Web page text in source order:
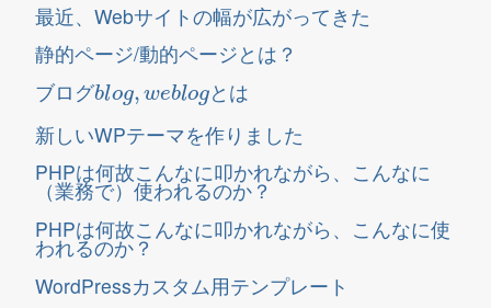
最近、Webサイトの幅が広がってきた
静的ページ/動的ページとは？
ブログ
o , web
とは
新しいWPテーマを作りました
PHPは何故こんなに叩かれながら、こんなに
（業務で）使われるのか？
PHPは何故こんなに叩かれながら、こんなに使
われるのか？
WordPressカスタム用テンプレート